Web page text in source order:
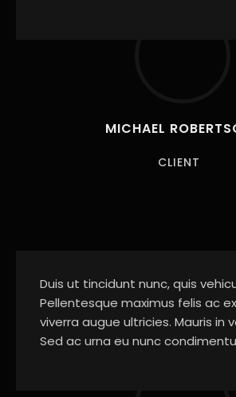
MICHAEL
CLIENT
Duis ut tincidunt nunc, quis
Pellentesque maximus felis ac
viverra augue ultricies. Mauris in
Sed ac urna eu nunc